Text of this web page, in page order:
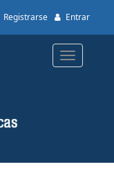
Registrarse Entrar
Toggle